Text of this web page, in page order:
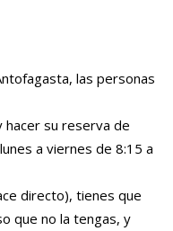
las personas
hacer su reserva de
a viernes de 8:15 a
directo), tienes que
que no la tengas, y